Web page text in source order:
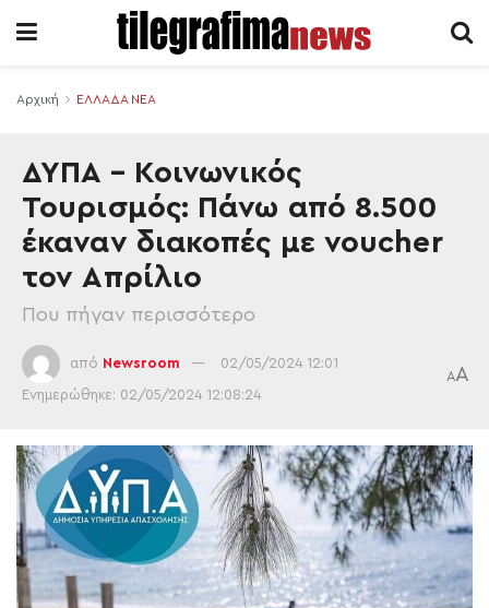
Αρχική ΕΛΛΑΔΑ ΝΕΑ
ΔΥΠΑ – Κοινωνικός
Τουρισμός: Πάνω από 8.500
έκαναν διακοπές με voucher
τον Απρίλιο
Που πήγαν περισσότερο
από Newsroom 02/05/2024 12:01
Ενημερώθηκε: 02/05/2024 12:08:24
AA